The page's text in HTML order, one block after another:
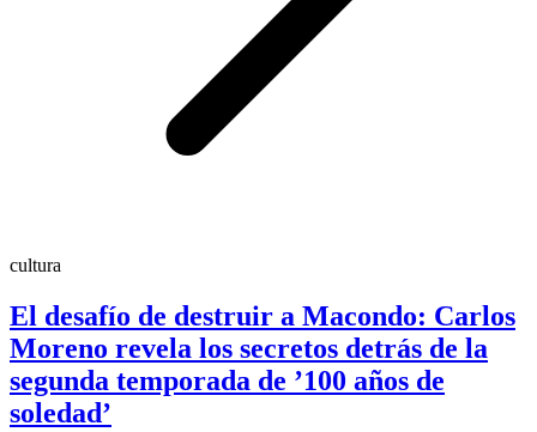
cultura
El desafío de destruir a Macondo: Carlos
Moreno revela los secretos detrás de la
segunda temporada de ’100 años de
soledad’